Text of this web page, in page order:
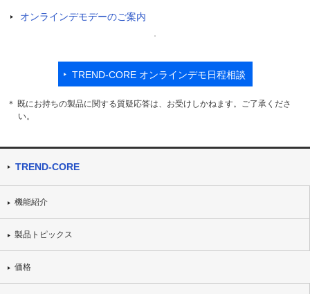
オンラインデモデーのご案内
TREND-CORE オンラインデモ日程相談
＊ 既にお持ちの製品に関する質疑応答は、お受けしかねます。ご了承くださ
い。
TREND-CORE
機能紹介
製品トピックス
価格